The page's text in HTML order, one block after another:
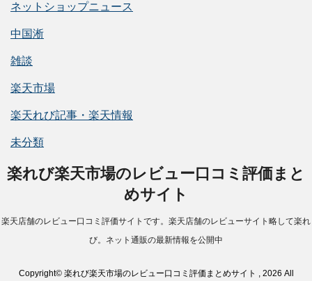
ネットショップニュース
中国淅
雑談
楽天市場
楽天れび記事・楽天情報
未分類
楽れび楽天市場のレビュー口コミ評価まと
めサイト
楽天店舗のレビュー口コミ評価サイトです。楽天店舗のレビューサイト略して楽れ
び。ネット通販の最新情報を公開中
Copyright© 楽れび楽天市場のレビュー口コミ評価まとめサイト , 2026 All